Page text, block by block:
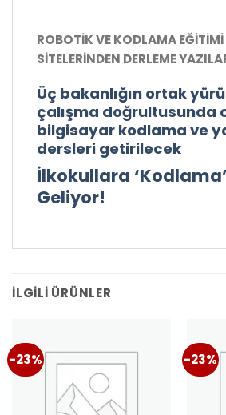
ROBOTİK VE KODLAMA EĞİTİMİ
SİTELERİNDEN DERLEME
Üç bakanlığın ortak
çalışma doğrultusunda
bilgisayar kodlama ve
dersleri getirilecek
İlkokullara
Geliyor!
İLGILI ÜRÜNLER
-23% -23%